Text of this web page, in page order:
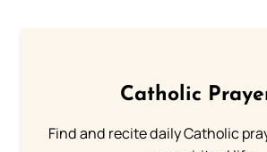
Catholic
Find and recite daily Catholic